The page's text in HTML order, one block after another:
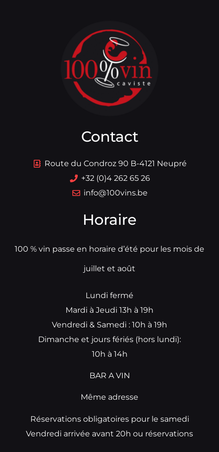
Contact
Route du Condroz 90 B-4121 Neupré
+32 (0)4 262 65 26
info@100vins.be
Horaire
100 % vin passe en horaire d’été pour les mois de
juillet et août
Lundi fermé
Mardi à Jeudi 13h à 19h
Vendredi & Samedi : 10h à 19h
Dimanche et jours fériés (hors lundi):
10h à 14h
BAR A VIN
Même adresse
Réservations obligatoires pour le samedi
Vendredi arrivée avant 20h ou réservations